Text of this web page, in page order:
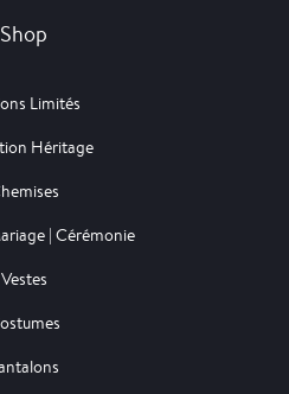
Shop
Limités
Héritage
| Cérémonie
Vestes